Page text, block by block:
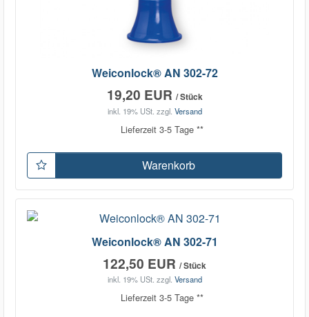
Weiconlock® AN 302-72
19,20 EUR / Stück
inkl. 19% USt. zzgl. Versand
Lieferzeit 3-5 Tage **
Warenkorb
Weiconlock® AN 302-71
122,50 EUR / Stück
inkl. 19% USt. zzgl. Versand
Lieferzeit 3-5 Tage **